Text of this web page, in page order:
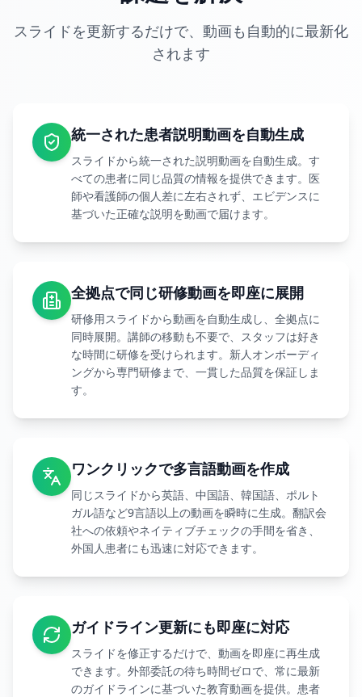
スライドを更新するだけで、動画も自動的に最新化
されます
統一された患者説明動画を自動生成
スライドから統一された説明動画を自動生成。す
べての患者に同じ品質の情報を提供できます。医
師や看護師の個人差に左右されず、エビデンスに
基づいた正確な説明を動画で届けます。
全拠点で同じ研修動画を即座に展開
研修用スライドから動画を自動生成し、全拠点に
同時展開。講師の移動も不要で、スタッフは好き
な時間に研修を受けられます。新人オンボーディ
ングから専門研修まで、一貫した品質を保証しま
す。
ワンクリックで多言語動画を作成
同じスライドから英語、中国語、韓国語、ポルト
ガル語など9言語以上の動画を瞬時に生成。翻訳会
社への依頼やネイティブチェックの手間を省き、
外国人患者にも迅速に対応できます。
ガイドライン更新にも即座に対応
スライドを修正するだけで、動画を即座に再生成
できます。外部委託の待ち時間ゼロで、常に最新
のガイドラインに基づいた教育動画を提供。患者